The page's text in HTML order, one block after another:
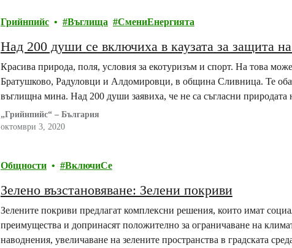
Грийнпийс Въглища СмениЕнергията
Над 200 души се включиха в каузата за защита
Красива природа, поля, условия за екотуризъм и спорт. На това
Братушково, Радуловци и Алдомировци, в община Сливница. Те
въглищна мина. Над 200 души заявиха, че не са съгласни природата
начин, като се включиха в…
„Грийнпийс“ – България
октомври 3, 2020
Общности ВключиСе
Зелено възстановяване: Зелени покриви
Зелените покриви предлагат комплексни решения, които имат
преимущества и допринасят положително за ограничаване на
наводнения, увеличаване на зелените пространства в градската